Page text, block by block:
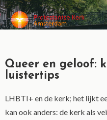
Queer en geloof:
luistertips
LHBTI+ en de kerk; het lijkt
kan ook anders: de kerk als